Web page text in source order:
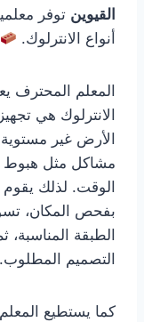
القيوين توفر
أنواع الانترلوك.
المعلم
الانترلوك هي
الأرض غير
مشاكل مثل هبوط
الوقت. لذلك يقوم
بفحص المكان،
الطبقة
التصميم المطلوب.
كما يستطيع